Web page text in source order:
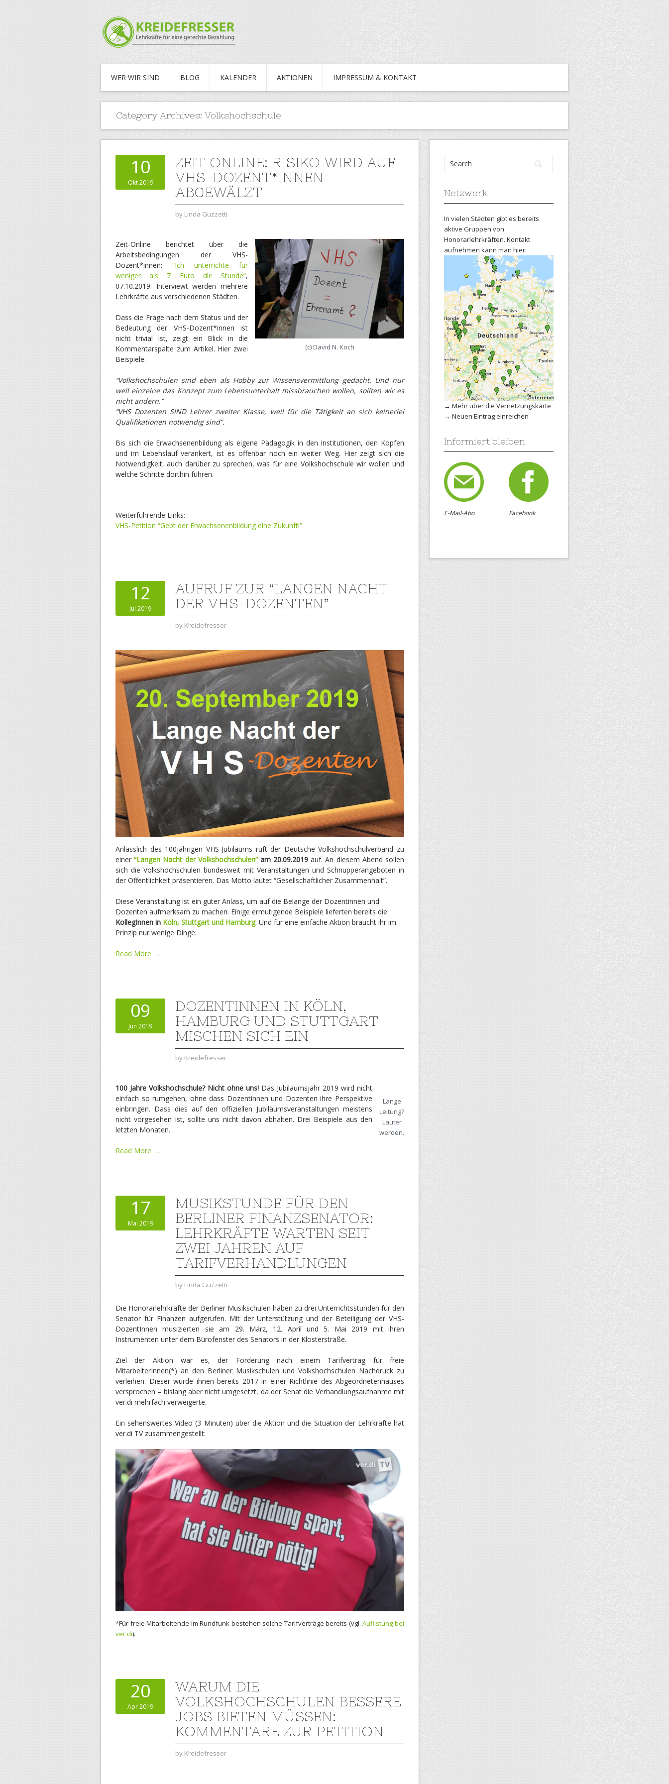
WER WIR SIND BLOG KALENDER AKTIONEN IMPRESSUM & KONTAKT
Category Archives: Volkshochschule
10
Okt 2019
ZEIT ONLINE: RISIKO WIRD AUF
VHS-DOZENT*INNEN
ABGEWÄLZT
by Linda Guzzetti
(c) David N. Koch
Zeit-Online berichtet über die
Arbeitsbedingungen der VHS-
Dozent*innen: “Ich unterrichte für
weniger als 7 Euro die Stunde”,
07.10.2019. Interviewt werden mehrere
Lehrkräfte aus verschiedenen Städten.
Dass die Frage nach dem Status und der
Bedeutung der VHS-Dozent*innen ist
nicht trivial ist, zeigt ein Blick in die
Kommentarspalte zum Artikel. Hier zwei
Beispiele:
“Volkshochschulen sind eben als Hobby zur Wissensvermittlung gedacht. Und nur
weil einzelne das Konzept zum Lebensunterhalt missbrauchen wollen, sollten wir es
nicht ändern.”
“VHS Dozenten SIND Lehrer zweiter Klasse, weil für die Tätigkeit an sich keinerlei
Qualifikationen notwendig sind”.
Bis sich die Erwachsenenbildung als eigene Pädagogik in den Institutionen, den Köpfen
und im Lebenslauf verankert, ist es offenbar noch ein weiter Weg. Hier zeigt sich die
Notwendigkeit, auch darüber zu sprechen, was für eine Volkshochschule wir wollen und
welche Schritte dorthin führen.
Weiterführende Links:
VHS-Petition “Gebt der Erwachsenenbildung eine Zukunft!”
12
Jul 2019
AUFRUF ZUR “LANGEN NACHT
DER VHS-DOZENTEN”
by Kreidefresser
Anlässlich des 100jährigen VHS-Jubiläums ruft der Deutsche Volkshochschulverband zu
einer“Langen Nacht der Volkshochschulen”am 20.09.2019 auf. An diesem Abend sollen
sich die Volkshochschulen bundesweit mit Veranstaltungen und Schnupperangeboten in
der Öffentlichkeit präsentieren. Das Motto lautet “Gesellschaftlicher Zusammenhalt”.
Diese Veranstaltung ist ein guter Anlass, um auf die Belange der Dozentinnen und
Dozenten aufmerksam zu machen. Einige ermutigende Beispiele lieferten bereits die
KollegInnen in Köln, Stuttgart und Hamburg. Und für eine einfache Aktion braucht ihr im
Prinzip nur wenige Dinge:
Read More →
09
Jun 2019
DOZENTINNEN IN KÖLN,
HAMBURG UND STUTTGART
MISCHEN SICH EIN
by Kreidefresser
Lange
Leitung?
Lauter
werden.
100 Jahre Volkshochschule? Nicht ohne uns! Das Jubiläumsjahr 2019 wird nicht
einfach so rumgehen, ohne dass Dozentinnen und Dozenten ihre Perspektive
einbringen. Dass dies auf den offiziellen Jubiläumsveranstaltungen meistens
nicht vorgesehen ist, sollte uns nicht davon abhalten. Drei Beispiele aus den
letzten Monaten.
Read More →
17
Mai 2019
MUSIKSTUNDE FÜR DEN
BERLINER FINANZSENATOR:
LEHRKRÄFTE WARTEN SEIT
ZWEI JAHREN AUF
TARIFVERHANDLUNGEN
by Linda Guzzetti
Die Honorarlehrkräfte der Berliner Musikschulen haben zu drei Unterrichtsstunden für den
Senator für Finanzen aufgerufen. Mit der Unterstützung und der Beteiligung der VHS-
DozentInnen musizierten sie am 29. März, 12. April und 5. Mai 2019 mit ihren
Instrumenten unter dem Bürofenster des Senators in der Klosterstraße.
Ziel der Aktion war es, der Forderung nach einem Tarifvertrag für freie
MitarbeiterInnen(*) an den Berliner Musikschulen und Volkshochschulen Nachdruck zu
verleihen. Dieser wurde ihnen bereits 2017 in einer Richtlinie des Abgeordnetenhauses
versprochen – bislang aber nicht umgesetzt, da der Senat die Verhandlungsaufnahme mit
ver.di mehrfach verweigerte.
Ein sehenswertes Video (3 Minuten) über die Aktion und die Situation der Lehrkräfte hat
ver.di TV zusammengestellt:
*Für freie Mitarbeitende im Rundfunk bestehen solche Tarifverträge bereits (vgl.Auflistung bei
ver.di).
20
Apr 2019
WARUM DIE
VOLKSHOCHSCHULEN BESSERE
JOBS BIETEN MÜSSEN:
KOMMENTARE ZUR PETITION
by Kreidefresser
Netzwerk
In vielen Städten gibt es bereits
aktive Gruppen von
Honorarlehrkräften. Kontakt
aufnehmen kann man hier:
→ Mehr über die Vernetzungskarte
→ Neuen Eintrag einreichen
Informiert bleiben
E-Mail-Abo Facebook